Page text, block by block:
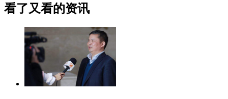
看了又看的资讯